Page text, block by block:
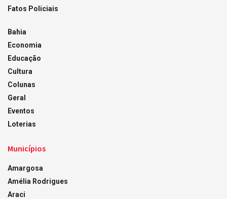
Fatos Policiais
Bahia
Economia
Educação
Cultura
Colunas
Geral
Eventos
Loterias
Municípios
Amargosa
Amélia Rodrigues
Araci